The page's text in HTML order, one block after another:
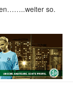
so.